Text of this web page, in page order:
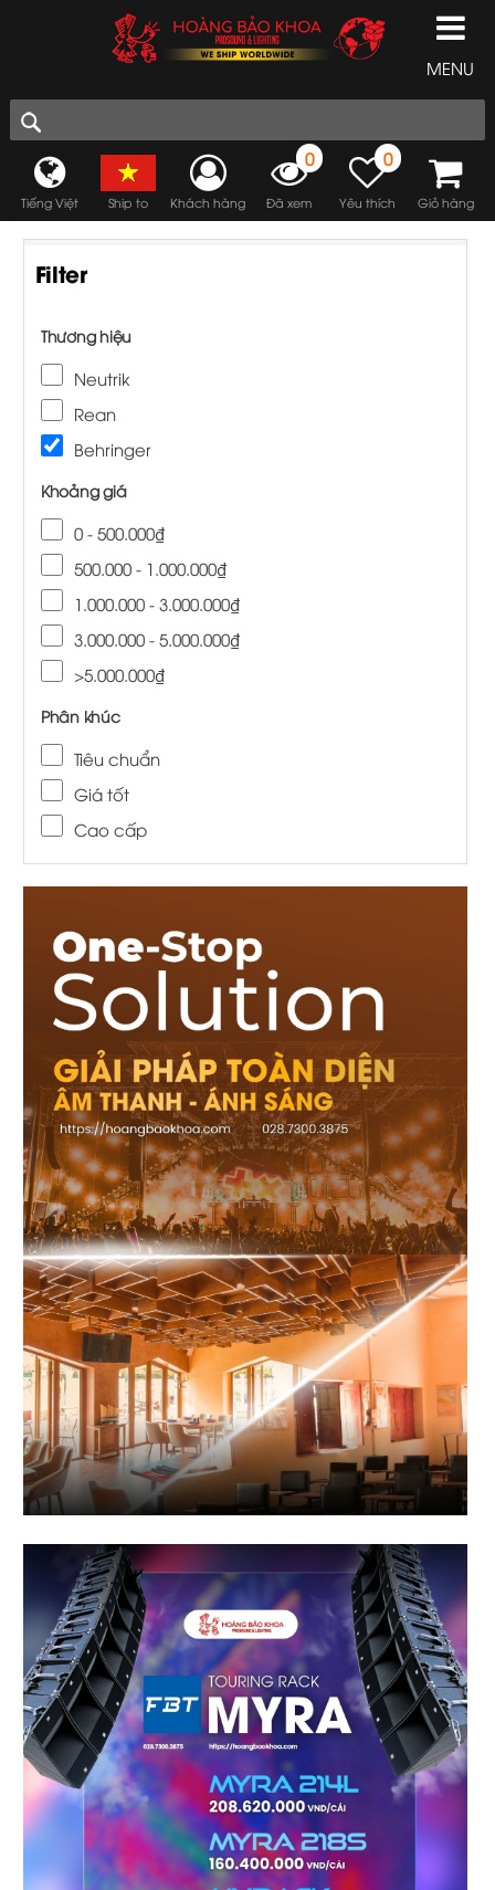
MENU
Tiếng Việt Ship to Khách hàng
0
Đã xem
0
Yêu thích Giỏ hàng
Filter
Thương hiệu
Neutrik
Rean
Behringer
Khoảng giá
0 - 500.000₫
500.000 - 1.000.000₫
1.000.000 - 3.000.000₫
3.000.000 - 5.000.000₫
>5.000.000₫
Phân khúc
Tiêu chuẩn
Giá tốt
Cao cấp